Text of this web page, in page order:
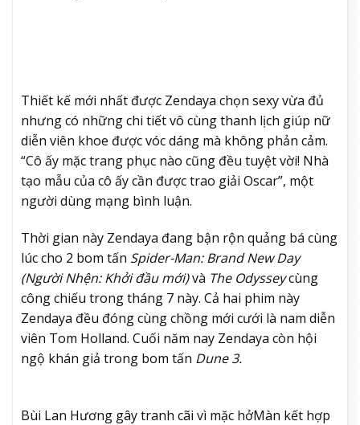
Thiết kế mới nhất được Zendaya chọn sexy vừa đủ
nhưng có những chi tiết vô cùng thanh lịch giúp nữ
diễn viên khoe được vóc dáng mà không phản cảm.
“Cô ấy mặc trang phục nào cũng đều tuyệt vời! Nhà
tạo mẫu của cô ấy cần được trao giải Oscar”, một
người dùng mạng bình luận.
Thời gian này Zendaya đang bận rộn quảng bá cùng
lúc cho 2 bom tấn Spider-Man: Brand New Day
(Người Nhện: Khởi đầu mới)và The Odysseycùng
công chiếu trong tháng 7 này. Cả hai phim này
Zendaya đều đóng cùng chồng mới cưới là nam diễn
viên Tom Holland. Cuối năm nay Zendaya còn hội
ngộ khán giả trong bom tấn Dune 3.
Bùi Lan Hương gây tranh cãi vì mặc hởMàn kết hợp